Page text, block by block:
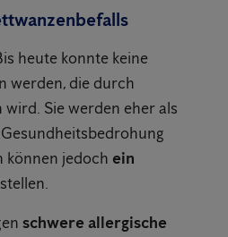
heute konnte keine
werden, die durch
Sie werden eher als
können jedoch ein
schwere allergische